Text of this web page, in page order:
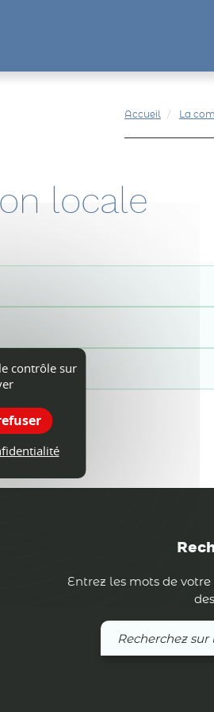
Accueil La
locale
Entrez les mots de
Recherchez
sur
contrôle sur